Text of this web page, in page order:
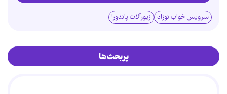
سرویس خواب نوزاد زیورآلات پاندورا
پربحث‌ها